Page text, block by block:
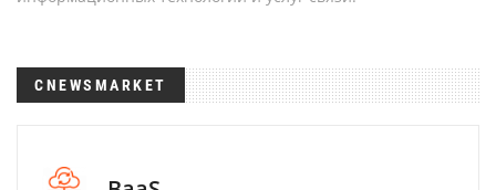
CNEWSMARKET